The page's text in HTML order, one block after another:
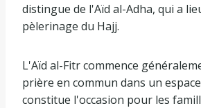
distingue de l'Aïd al-Adha, qui a
pèlerinage du Hajj.
L'Aïd al-Fitr commence
prière en commun dans un
constitue l'occasion pour les